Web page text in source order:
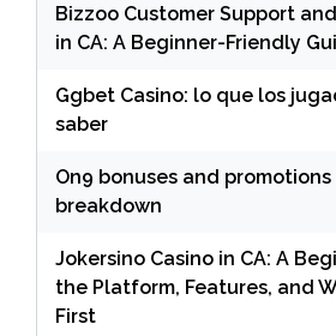
Bizzoo Customer Support
in CA: A Beginner-Friendly
Ggbet Casino: lo que los
saber
On9 bonuses and
breakdown
Jokersino Casino in CA: A
the Platform, Features, and
First